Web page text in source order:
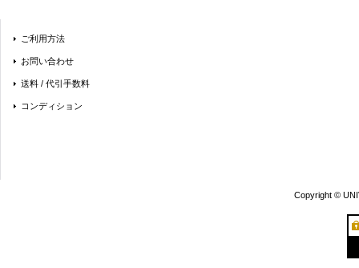
ご利用方法
お問い合わせ
送料 / 代引手数料
コンディション
Copyright ©